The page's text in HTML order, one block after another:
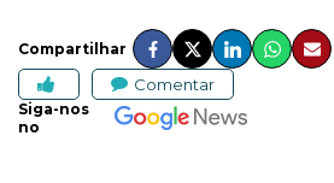
Compartilhar
Comentar
Siga-nos
no